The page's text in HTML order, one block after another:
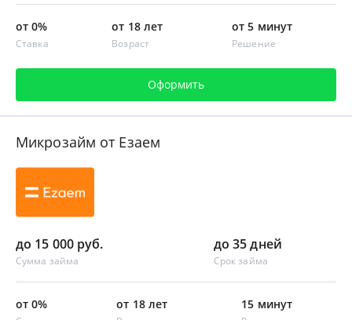
от 0%
Ставка
от 18 лет
Возраст
от 5 минут
Решение
Оформить
Микрозайм от Езаем
до 15 000 руб.
Сумма займа
до 35 дней
Срок займа
от 0% от 18 лет 15 минут